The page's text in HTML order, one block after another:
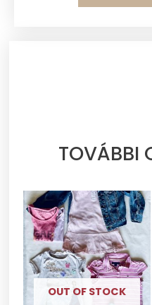
TOVÁBBI
OUT OF STOCK